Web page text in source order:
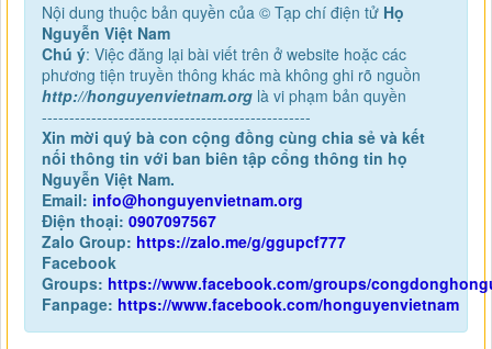
Nội dung thuộc bản quyền của © Tạp chí điện tử Họ
Nguyễn Việt Nam
Chú ý: Việc đăng lại bài viết trên ở website hoặc các
phương tiện truyền thông khác mà không ghi rõ nguồn
http://honguyenvietnam.org là vi phạm bản quyền
-------------------------------------------------
Xin mời quý bà con cộng đồng cùng chia sẻ và kết
nối thông tin với ban biên tập cổng thông tin họ
Nguyễn Việt Nam.
Email: info@honguyenvietnam.org
Điện thoại: 0907097567
Zalo Group: https://zalo.me/g/ggupcf777
Facebook
Groups: https://www.facebook.com/groups/
Fanpage: https://www.facebook.com/honguyenvietnam